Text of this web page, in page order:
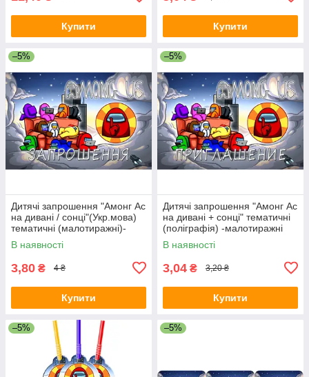
Купити Купити
–5%
Дитячі запрошення "Амонг Ас
на дивані / сонці"(Укр.мова)
тематичні (малотиражні)-
В наявності
3,80 ₴ 4 ₴
Купити
–5%
Дитячі запрошення "Амонг Ас
на дивані + сонці" тематичні
(поліграфія) -малотиражні
видання- Російською
В наявності
3,04 ₴ 3,20 ₴
Купити
–5% –5%